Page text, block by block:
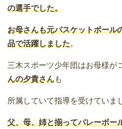
の選手でした。
お母さんも元バスケットボール
品で活躍しました。
三木スポーツ少年団はお母様が
んの夕貴さんも
所属していて指導を受けていま
父、母、姉と揃ってバレーボー